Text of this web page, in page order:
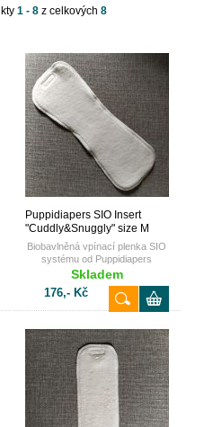
1 - 8 z celkových 8
Puppidiapers SIO Insert
"Cuddly&Snuggly" size M
Biobavlněná vpínací plenka SIO
systému od Puppidiapers
Skladem
176,- Kč